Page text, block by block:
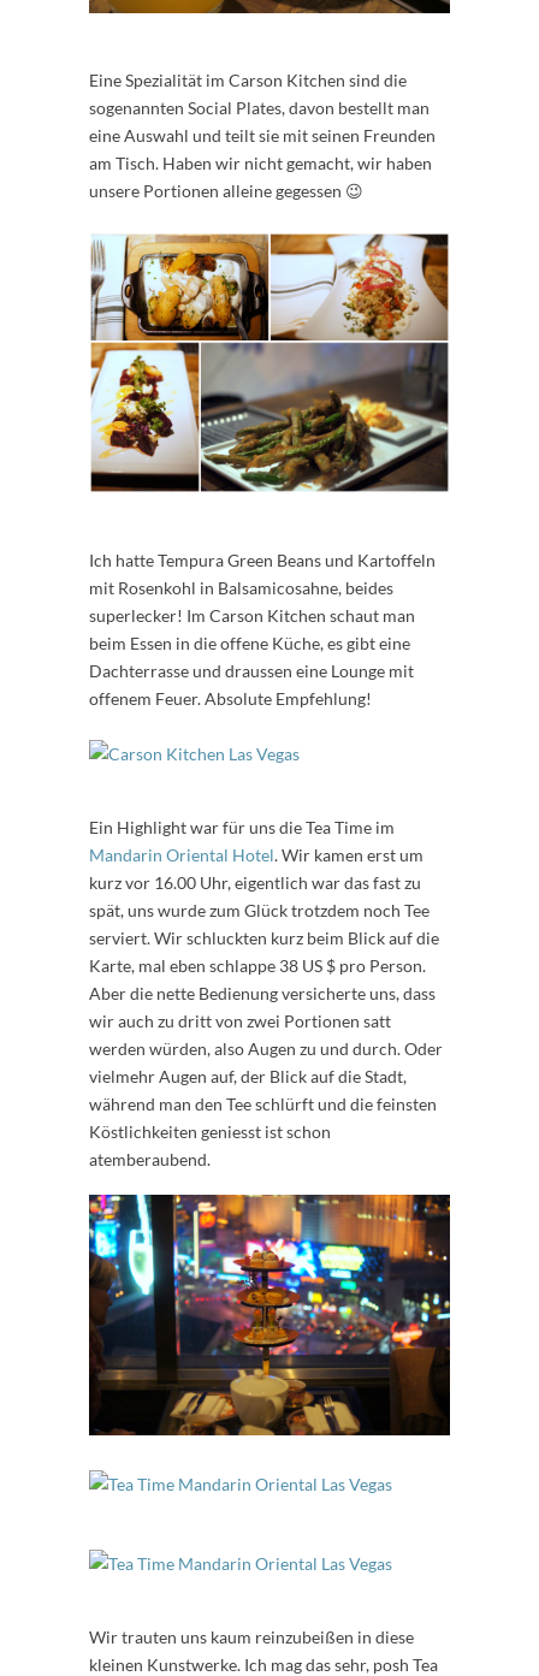
Eine Spezialität im Carson Kitchen sind die
sogenannten Social Plates, davon bestellt man
eine Auswahl und teilt sie mit seinen Freunden
am Tisch. Haben wir nicht gemacht, wir haben
unsere Portionen alleine gegessen 😉
Ich hatte Tempura Green Beans und Kartoffeln
mit Rosenkohl in Balsamicosahne, beides
superlecker! Im Carson Kitchen schaut man
beim Essen in die offene Küche, es gibt eine
Dachterrasse und draussen eine Lounge mit
offenem Feuer. Absolute Empfehlung!
Ein Highlight war für uns die Tea Time im
Mandarin Oriental Hotel. Wir kamen erst um
kurz vor 16.00 Uhr, eigentlich war das fast zu
spät, uns wurde zum Glück trotzdem noch Tee
serviert. Wir schluckten kurz beim Blick auf die
Karte, mal eben schlappe 38 US $ pro Person.
Aber die nette Bedienung versicherte uns, dass
wir auch zu dritt von zwei Portionen satt
werden würden, also Augen zu und durch. Oder
vielmehr Augen auf, der Blick auf die Stadt,
während man den Tee schlürft und die feinsten
Köstlichkeiten geniesst ist schon
atemberaubend.
Wir trauten uns kaum reinzubeißen in diese
kleinen Kunstwerke. Ich mag das sehr, posh Tea